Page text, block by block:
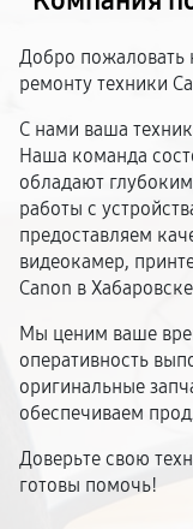
Добро пожаловать
ремонту техники
С нами ваша
Наша команда
обладают
работы с
предоставляем
видеокамер,
Canon в
Мы ценим ваше
оперативность
оригинальные
обеспечиваем
Доверьте свою
готовы помочь!